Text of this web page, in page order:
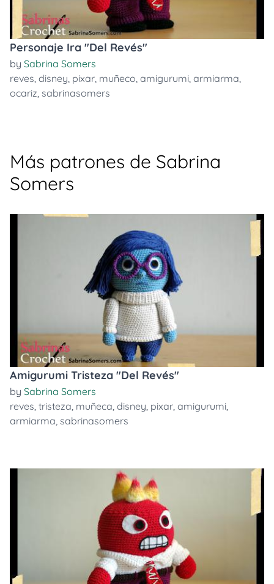
Personaje Ira "Del Revés"
by Sabrina Somers
reves, disney, pixar, muñeco, amigurumi, armiarma,
ocariz, sabrinasomers
Más patrones de Sabrina
Somers
Amigurumi Tristeza "Del Revés"
by Sabrina Somers
reves, tristeza, muñeca, disney, pixar, amigurumi,
armiarma, sabrinasomers